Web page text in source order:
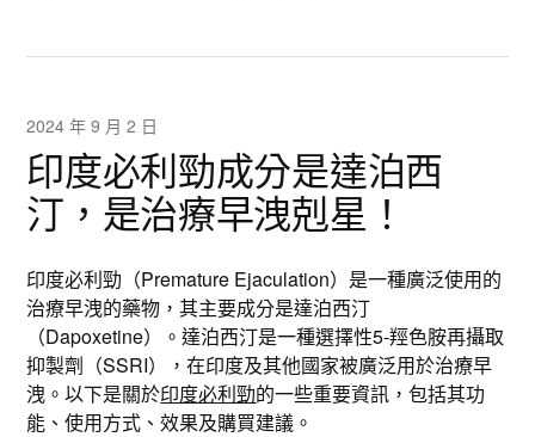
2024 年 9 月 2 日
印度必利勁成分是達泊西
汀，是治療早洩剋星！
印度必利勁（Premature Ejaculation）是一種廣泛使用的
治療早洩的藥物，其主要成分是達泊西汀
（Dapoxetine）。達泊西汀是一種選擇性5-羥色胺再攝取
抑製劑（SSRI），在印度及其他國家被廣泛用於治療早
洩。以下是關於印度必利勁的一些重要資訊，包括其功
能、使用方式、效果及購買建議。